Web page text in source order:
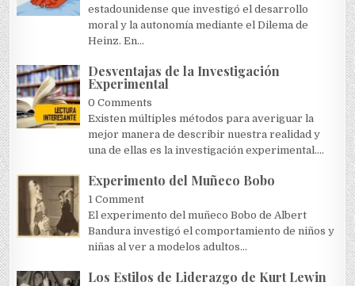
estadounidense que investigó el desarrollo
moral y la autonomía mediante el Dilema de
Heinz. En...
Desventajas de la Investigación
Experimental
0 Comments
Existen múltiples métodos para averiguar la
mejor manera de describir nuestra realidad y
una de ellas es la investigación experimental....
Experimento del Muñeco Bobo
1 Comment
El experimento del muñeco Bobo de Albert
Bandura investigó el comportamiento de niños y
niñas al ver a modelos adultos...
Los Estilos de Liderazgo de Kurt Lewin